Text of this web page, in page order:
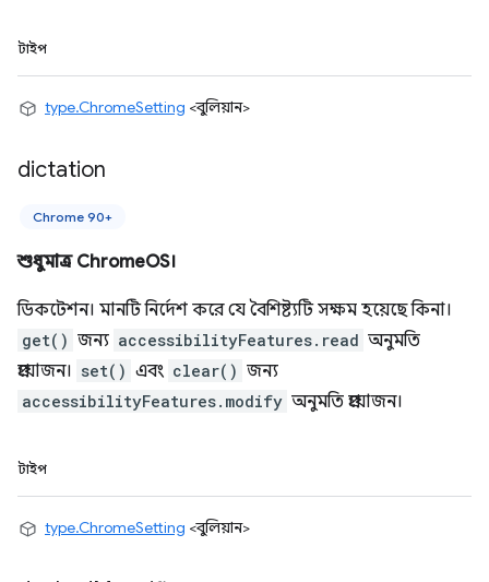
টাইপ
type.ChromeSetting <বুলিয়ান>
dictation
Chrome 90+
শুধুমাত্র ChromeOS।
ডিকটেশন। মানটি নির্দেশ করে যে বৈশিষ্ট্যটি সক্ষম হয়েছে কিনা।
get() জন্য accessibilityFeatures.read অনুমতি
প্রয়োজন। set() এবং clear() জন্য
accessibilityFeatures.modify অনুমতি প্রয়োজন।
টাইপ
type.ChromeSetting <বুলিয়ান>